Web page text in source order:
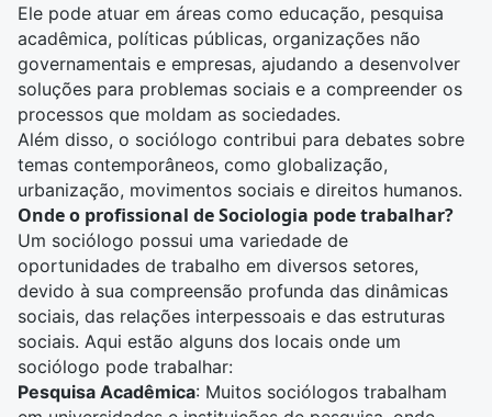
Ele pode atuar em áreas como educação, pesquisa
acadêmica, políticas públicas, organizações não
governamentais e empresas, ajudando a desenvolver
soluções para problemas sociais e a compreender os
processos que moldam as sociedades.
Além disso, o sociólogo contribui para debates sobre
temas contemporâneos, como globalização,
urbanização, movimentos sociais e direitos humanos.
Onde o profissional de Sociologia pode trabalhar?
Um sociólogo possui uma variedade de
oportunidades de trabalho em diversos setores,
devido à sua compreensão profunda das dinâmicas
sociais, das relações interpessoais e das estruturas
sociais. Aqui estão alguns dos locais onde um
sociólogo pode trabalhar:
Pesquisa Acadêmica: Muitos sociólogos trabalham